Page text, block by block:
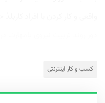
کسب و کار اینترنتی